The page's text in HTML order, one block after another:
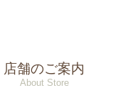
店舗のご案内
About Store